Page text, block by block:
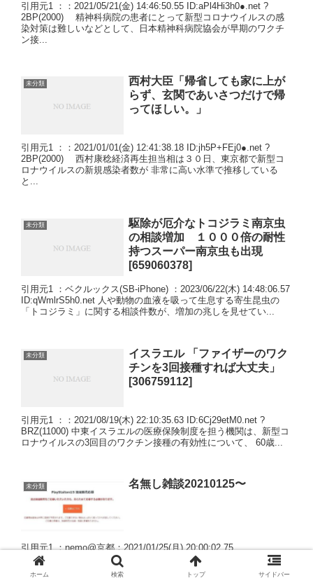
引用元1 ：：2021/05/21(金) 14:46:50.55 ID:aPl4Hi3h0●.net ?
2BP(2000) 精神科病院の患者にとって新型コロナウイルスの感
染対策は難しいなどとして、日本精神科病院協会が早期のワクチ
ン接...
未分類
西村大臣「帰省しても家に上が
らず、玄関であいさつだけで帰
ってほしい。」
引用元1 ：：2021/01/01(金) 12:41:38.18 ID:jh5P+FEj0●.net ?
2BP(2000) 西村康稔経済再生担当相は３０日、東京都で新型コ
ロナウイルスの新規感染者数が 非常に高い水準で推移している
と...
未分類
駆除が厄介なトコジラミ南京虫
の相談増加 １０００倍の耐性
持つスーパー南京虫も出現
[659060378]
引用元1 ：ベクルックス(SB-iPhone) ：2023/06/22(木) 14:48:06.57
ID:qWmlrS5h0.net 人や動物の血液を吸って生息する寄生昆虫の
「トコジラミ」に関する相談件数が、増加の兆しを見せてい...
未分類
イスラエル 「ファイザーのワク
チンを3回接種すれば大丈夫」
[306759112]
引用元1 ：：2021/08/19(木) 22:10:35.63 ID:6Cj29etM0.net ?
BRZ(11000) 中東イスラエルの医療保険制度を担う機関は、新型コ
ロナウイルスの3回目のワクチン接種の有効性について、 60歳...
未分類 名無し雑談20210125〜
引用元1 ：nemo@京都：2021/01/25(月) 20:00:02.75
ID:DknBeob00●.net ?PLT(26252) 前スレ 名無し雑談20210122〜
40 ：：2021/01/25(月) 20:52:5...
ホーム 検索 トップ サイドバー